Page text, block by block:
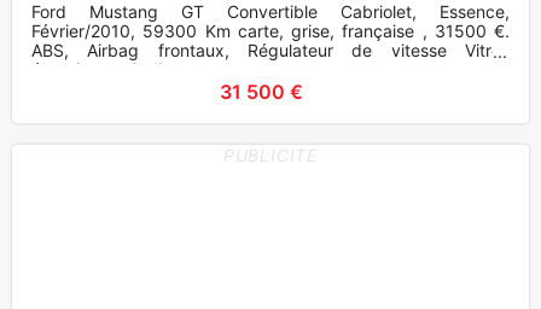
Ford Mustang GT Convertible Cabriolet, Essence,
Février/2010, 59300 Km carte, grise, française , 31500 €.
ABS, Airbag frontaux, Régulateur de vitesse Vitres
électriques, Ordi
31 500 €
PUBLICITE